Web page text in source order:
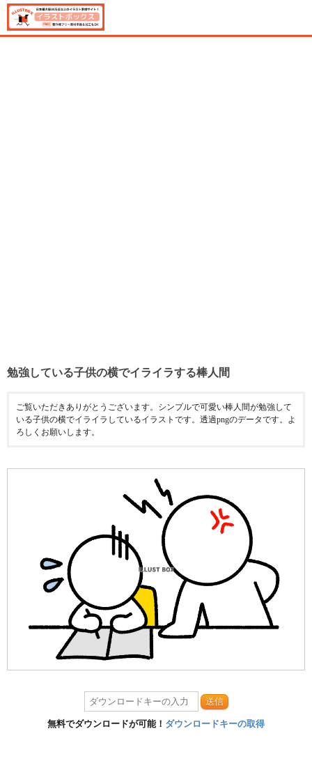
勉強している子供の横でイライラする棒人間
ご覧いただきありがとうございます。シンプルで可愛い棒人間が勉強して
いる子供の横でイライラしているイラストです。透過pngのデータです。よ
ろしくお願いします。
送信
無料でダウンロードが可能！ ダウンロードキーの取得